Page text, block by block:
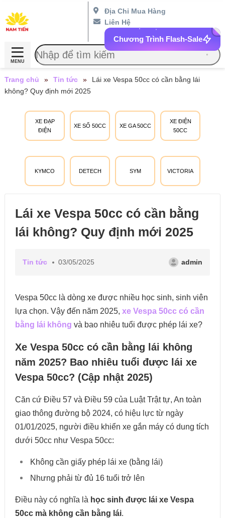
Địa Chỉ Mua Hàng
Liên Hệ
Chương Trình Flash-Sale
MENU
XE ĐẠP
ĐIỆN
XE SỐ 50CC XE GA 50CC
XE ĐIỆN
50CC
KYMCO DETECH SYM VICTORIA
Trang chủ » Tin tức »
Lái xe Vespa 50cc có cần bằng lái
không? Quy định mới 2025
Lái xe Vespa 50cc có cần bằng
lái không? Quy định mới 2025
Tin tức 03/05/2025 admin
Vespa 50cc là dòng xe được nhiều học sinh, sinh viên
lựa chọn. Vậy đến năm 2025, xe Vespa 50cc có cần
bằng lái không và bao nhiêu tuổi được phép lái xe?
Xe Vespa 50cc có cần bằng lái không
năm 2025? Bao nhiêu tuổi được lái xe
Vespa 50cc? (Cập nhật 2025)
Căn cứ Điều 57 và Điều 59 của Luật Trật tự, An toàn
giao thông đường bộ 2024, có hiệu lực từ ngày
01/01/2025, người điều khiển xe gắn máy có dung tích
dưới 50cc như Vespa 50cc:
Không cần giấy phép lái xe (bằng lái)
Nhưng phải từ đủ 16 tuổi trở lên
Điều này có nghĩa là học sinh được lái xe Vespa
50cc mà không cần bằng lái.